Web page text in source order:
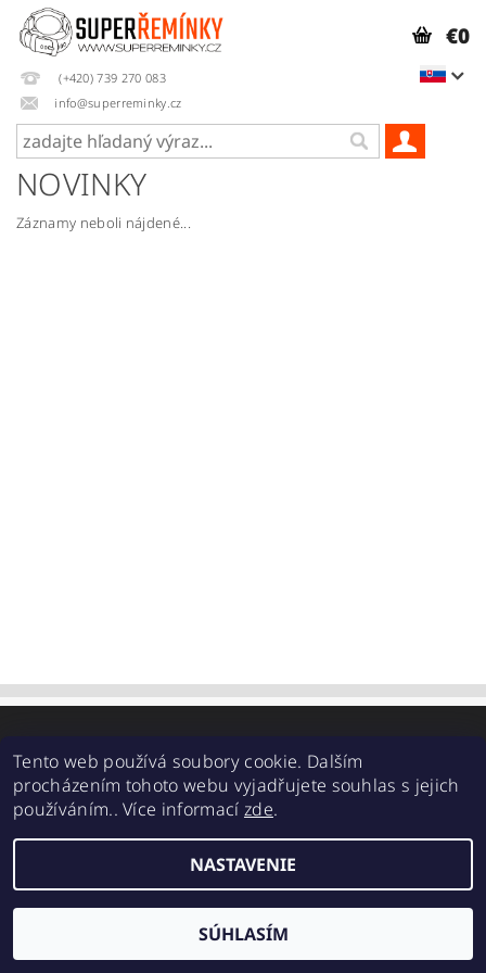
(+420) 739 270 083
info@superreminky.cz
€0
NOVINKY
Záznamy neboli nájdené...
Vytvoril Shoptet
Tento web používá soubory cookie. Dalším
procházením tohoto webu vyjadřujete souhlas s jejich
používáním.. Více informací zde.
NASTAVENIE
SÚHLASÍM